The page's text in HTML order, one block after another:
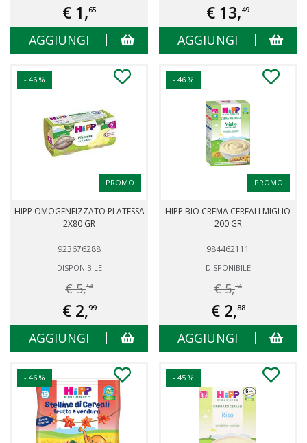
€ 1,65
AGGIUNGI
€ 13,49
AGGIUNGI
- 46 %
PROMO
HIPP OMOGENEIZZATO PLATESSA
2X80 GR
923676288
DISPONIBILE
€ 5,54
€ 2,99
AGGIUNGI
- 46 %
PROMO
HIPP BIO CREMA CEREALI MIGLIO
200 GR
984462111
DISPONIBILE
€ 5,34
€ 2,88
AGGIUNGI
- 46 % - 45 %